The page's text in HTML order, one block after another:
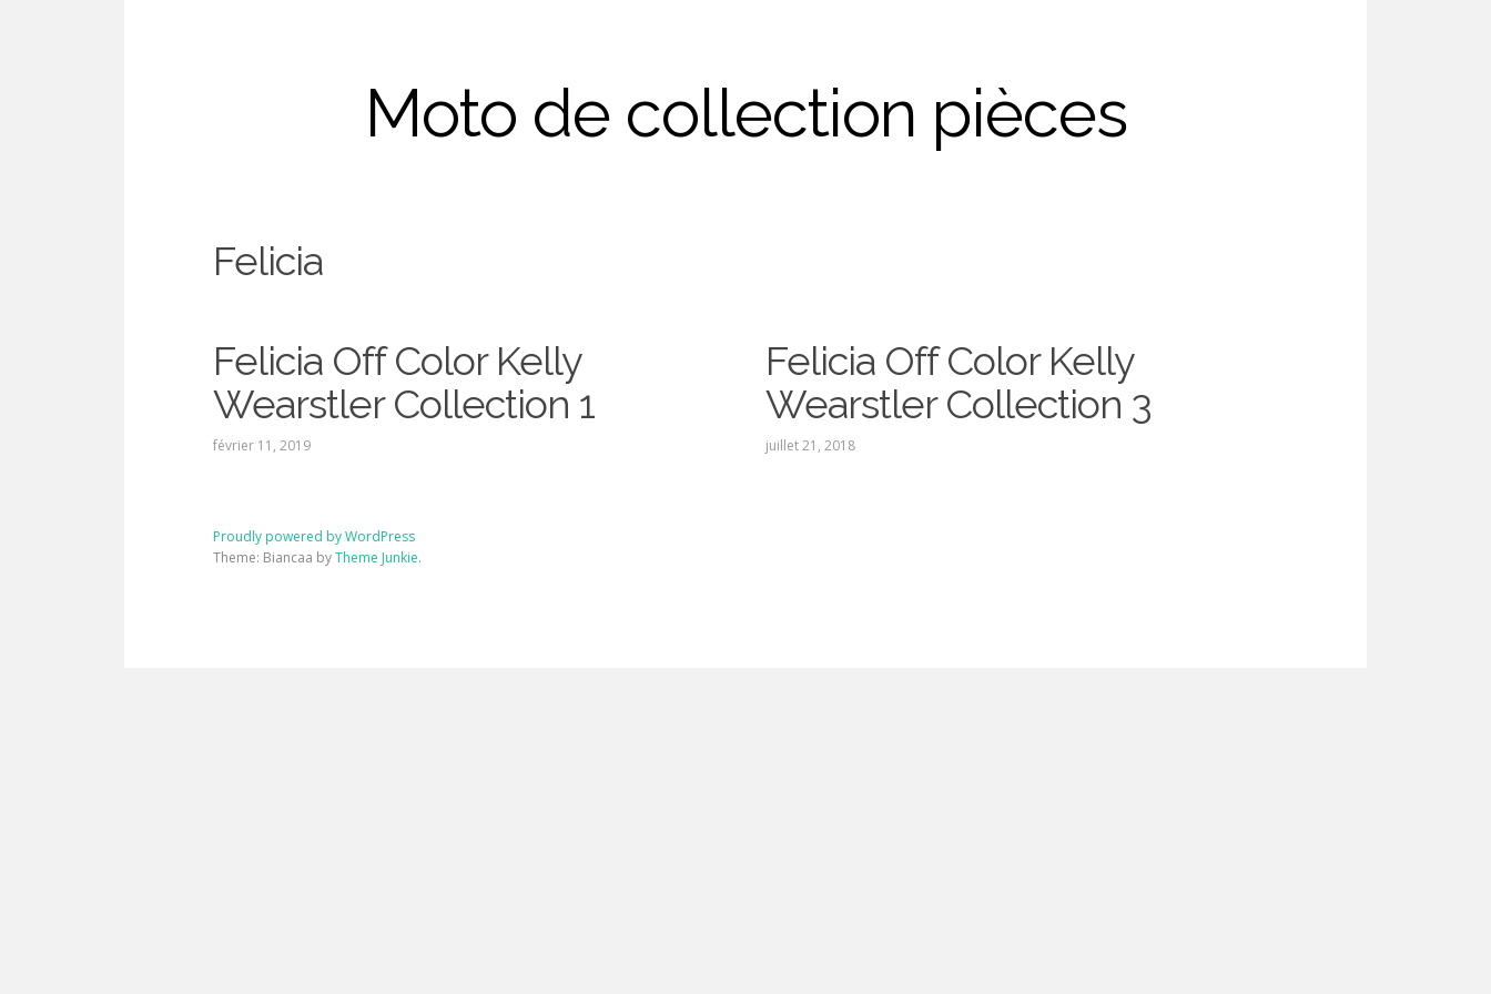
Moto de collection pièces
Felicia
Felicia Off Color Kelly
Wearstler Collection 1
février 11, 2019
Felicia Off Color Kelly
Wearstler Collection 3
juillet 21, 2018
Proudly powered by WordPress
Theme: Biancaa byTheme Junkie.